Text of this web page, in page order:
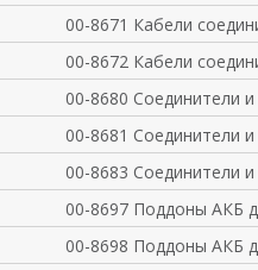
00-8671 Кабели
00-8672 Кабели
00-8680 Соединители
00-8681 Соединители
00-8683 Соединители
00-8697 Поддоны АКБ
00-8698 Поддоны АКБ